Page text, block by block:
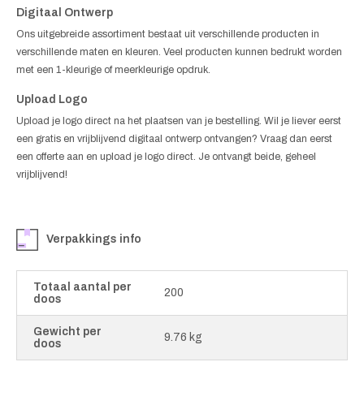
Digitaal Ontwerp
Ons uitgebreide assortiment bestaat uit verschillende producten in
verschillende maten en kleuren. Veel producten kunnen bedrukt worden
met een 1-kleurige of meerkleurige opdruk.
Upload Logo
Upload je logo direct na het plaatsen van je bestelling. Wil je liever eerst
een gratis en vrijblijvend digitaal ontwerp ontvangen? Vraag dan eerst
een offerte aan en upload je logo direct. Je ontvangt beide, geheel
vrijblijvend!
Verpakkings info
Totaal aantal per
doos
200
Gewicht per
doos
9.76 kg